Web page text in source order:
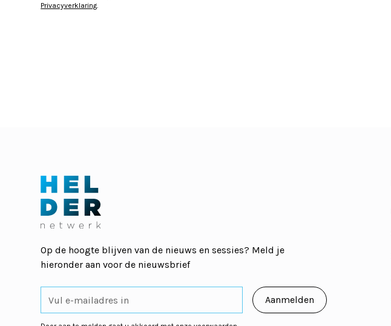
Privacyverklaring.
Op de hoogte blijven van de nieuws en sessies? Meld je
hieronder aan voor de nieuwsbrief